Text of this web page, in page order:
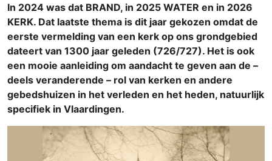
In 2024 was dat BRAND, in 2025 WATER en in 2026
KERK. Dat laatste thema is dit jaar gekozen omdat de
eerste vermelding van een kerk op ons grondgebied
dateert van 1300 jaar geleden (726/727). Het is ook
een mooie aanleiding om aandacht te geven aan de –
deels veranderende – rol van kerken en andere
gebedshuizen in het verleden en het heden, natuurlijk
specifiek in Vlaardingen.